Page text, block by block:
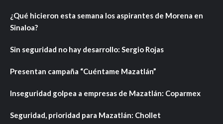
¿Qué hicieron esta semana los aspirantes de Morena en
Sinaloa?
Sin seguridad no hay desarrollo: Sergio Rojas
Presentan campaña “Cuéntame Mazatlán”
Inseguridad golpea a empresas de Mazatlán: Coparmex
Seguridad, prioridad para Mazatlán: Chollet